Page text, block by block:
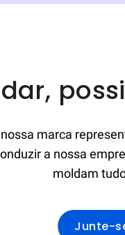
marca
a nossa
moldam
Junte-